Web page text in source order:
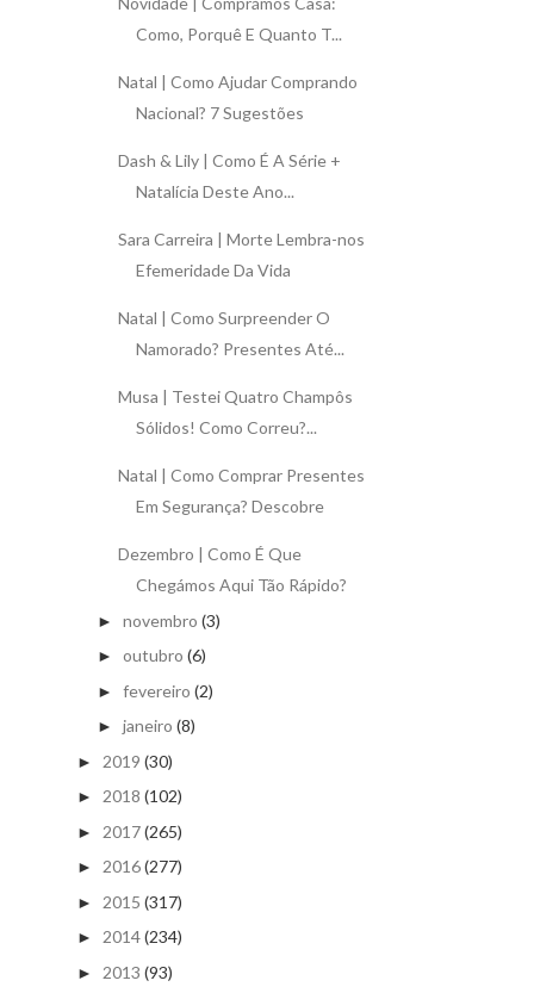
Como, Porquê E Quanto T...
Natal | Como Ajudar Comprando
Nacional? 7 Sugestões
Dash & Lily | Como É A Série +
Natalícia Deste Ano...
Sara Carreira | Morte Lembra-nos
Efemeridade Da Vida
Natal | Como Surpreender O
Namorado? Presentes Até...
Musa | Testei Quatro Champôs
Sólidos! Como Correu?...
Natal | Como Comprar Presentes
Em Segurança? Descobre
Dezembro | Como É Que
Chegámos Aqui Tão Rápido?
► novembro (3)
► outubro (6)
► fevereiro (2)
► janeiro (8)
► 2019 (30)
► 2018 (102)
► 2017(265)
► 2016(277)
► 2015 (317)
► 2014(234)
► 2013 (93)